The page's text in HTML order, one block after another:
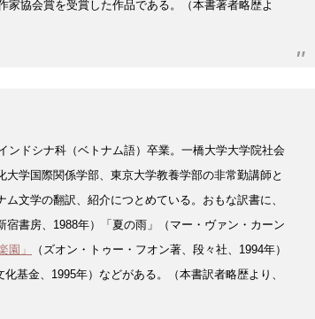
家協会賞を受賞した作品である。
（本書著者略歴よ
ンドシナ科（ベトナム語）卒業。一橋大学大学院社会
大学国際関係学部、東京大学教養学部の非常勤講師と
文学の翻訳、紹介につとめている。 おもな訳書に、
宿書房、1988年）
「夏の雨」（マー・ヴァン・カーン
園」 （ズオン・トゥー・フオン著、 段々社、1994年）
基金、1995年） などがある。
（本書訳者略歴より、